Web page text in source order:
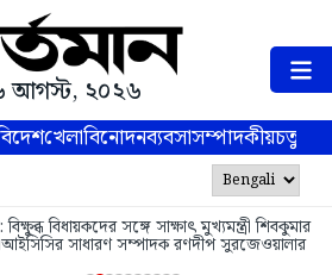
আগস্ট, ২০২৬
খেলাবিনোদনব্যবসাসম্পাদকীয়
বিক্ষুব্ধ বিধায়কদের সঙ্গে সাক্ষাৎ মুখ্যমন্ত্রী শিবকুমার
সাধারণ সম্পাদক রণদীপ সুরজেওয়ালার